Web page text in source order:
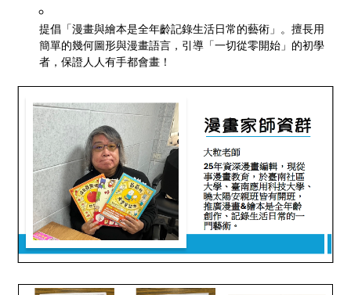
提倡「漫畫與繪本是全年齡記錄生活日常的藝術」。擅長用
簡單的幾何圖形與漫畫語言，引導「一切從零開始」的初學
者，保證人人有手都會畫！